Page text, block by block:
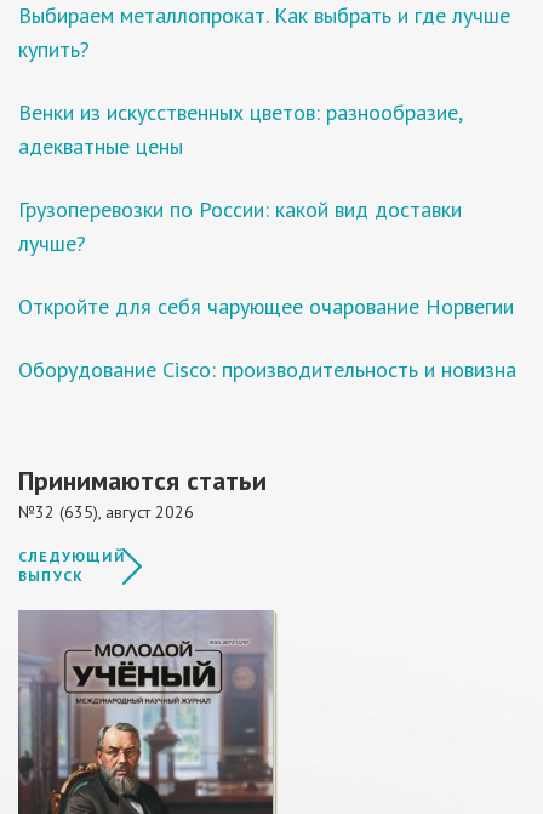
Выбираем металлопрокат. Как выбрать и где лучше
купить?
Венки из искусственных цветов: разнообразие,
адекватные цены
Грузоперевозки по России: какой вид доставки
лучше?
Откройте для себя чарующее очарование Норвегии
Оборудование Cisco: производительность и новизна
Принимаются статьи
№32 (635), август 2026
СЛЕДУЮЩИЙ
ВЫПУСК